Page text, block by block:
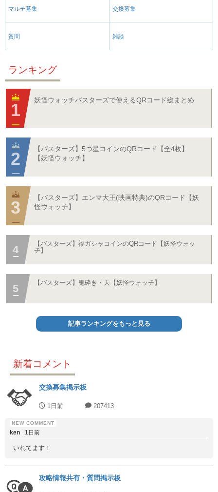
マルチ募集 交換募集
質問 雑談
ランキング
妖怪ウォッチバスターズで使えるQRコード総まとめ
【バスターズ】5つ星コインのQRコード【全4枚】
【妖怪ウォッチ】
【バスターズ】エンマ大王(映画特典)のQRコード【妖
怪ウォッチ】
【バスターズ】福ガシャコインのQRコード【妖怪ウォッ
チ】
【バスターズ】鬼砕き・天【妖怪ウォッチ】
記事ランキングをもっと見る
新着コメント
交換募集掲示板
1日前 207413
ken 1日前
いれてます！
攻略情報共有・質問掲示板